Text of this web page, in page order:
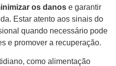
os danos e garantir
Estar atento aos sinais do
quando necessário pode
e promover a recuperação.
como alimentação